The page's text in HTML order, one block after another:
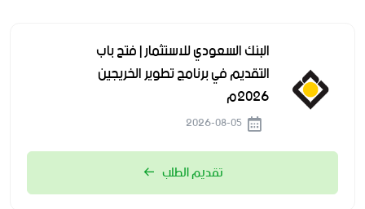
البنك السعودي للاستثمار | فتح باب
التقديم في برنامج تطوير الخريجين
2026م
تقديم الطلب